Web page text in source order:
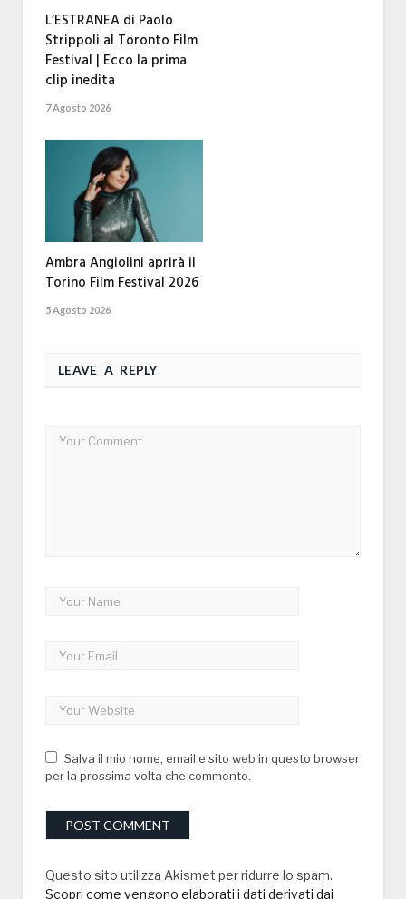
L’ESTRANEA di Paolo
Strippoli al Toronto Film
Festival | Ecco la prima
clip inedita
7 Agosto 2026
Ambra Angiolini aprirà il
Torino Film Festival 2026
5 Agosto 2026
LEAVE A REPLY
Salva il mio nome, email e sito web in questo browser
per la prossima volta che commento.
Questo sito utilizza Akismet per ridurre lo spam.
Scopri come vengono elaborati i dati derivati dai